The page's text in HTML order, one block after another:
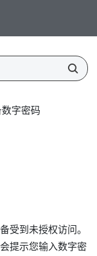
字密码
受到未授权访问。
提示您输入数字密